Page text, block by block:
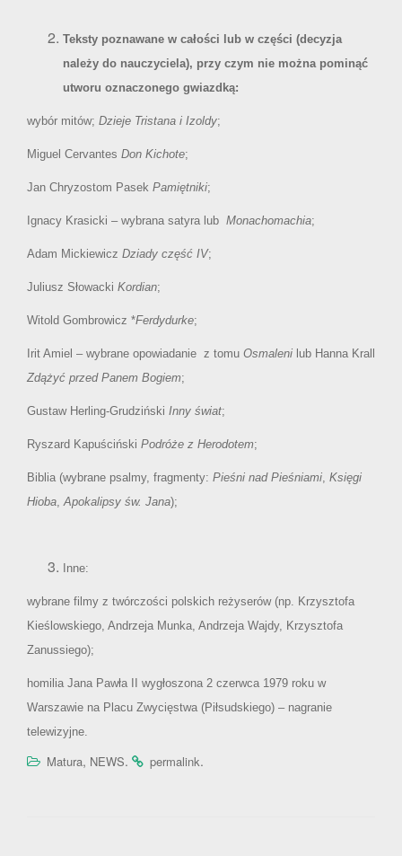
Teksty poznawane w całości lub w części (decyzja
należy do nauczyciela), przy czym nie można pominąć
utworu oznaczonego gwiazdką:
wybór mitów; Dzieje Tristana i Izoldy;
Miguel Cervantes Don Kichote;
Jan Chryzostom Pasek Pamiętniki;
Ignacy Krasicki – wybrana satyra lub Monachomachia;
Adam Mickiewicz Dziady część IV;
Juliusz Słowacki Kordian;
Witold Gombrowicz *Ferdydurke;
Irit Amiel – wybrane opowiadanie z tomu Osmaleni lub Hanna Krall
Zdążyć przed Panem Bogiem;
Gustaw Herling-Grudziński Inny świat;
Ryszard Kapuściński Podróże z Herodotem;
Biblia (wybrane psalmy, fragmenty: Pieśni nad Pieśniami, Księgi
Hioba,Apokalipsy św. Jana);
Inne:
wybrane filmy z twórczości polskich reżyserów (np. Krzysztofa
Kieślowskiego, Andrzeja Munka, Andrzeja Wajdy, Krzysztofa
Zanussiego);
homilia Jana Pawła II wygłoszona 2 czerwca 1979 roku w
Warszawie na Placu Zwycięstwa (Piłsudskiego) – nagranie
telewizyjne.
Matura, NEWS. permalink.